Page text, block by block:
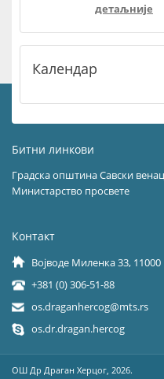
детаљније
Календар
Битни линкови
Градска општина Савски венац
Министарство просвете
Контакт
Војводе Миленка 33,
+381 (0) 306-51-88
os.draganhercog@mts.rs
os.dr.dragan.hercog
OШ Др Драган Херцог, 2026.